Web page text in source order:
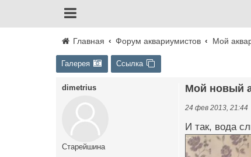
Главная Форум аквариумистов Мой
Галерея Ссылка
dimetrius
Старейшина
Мой новый
24 фев 2013, 21:44
И так, вода